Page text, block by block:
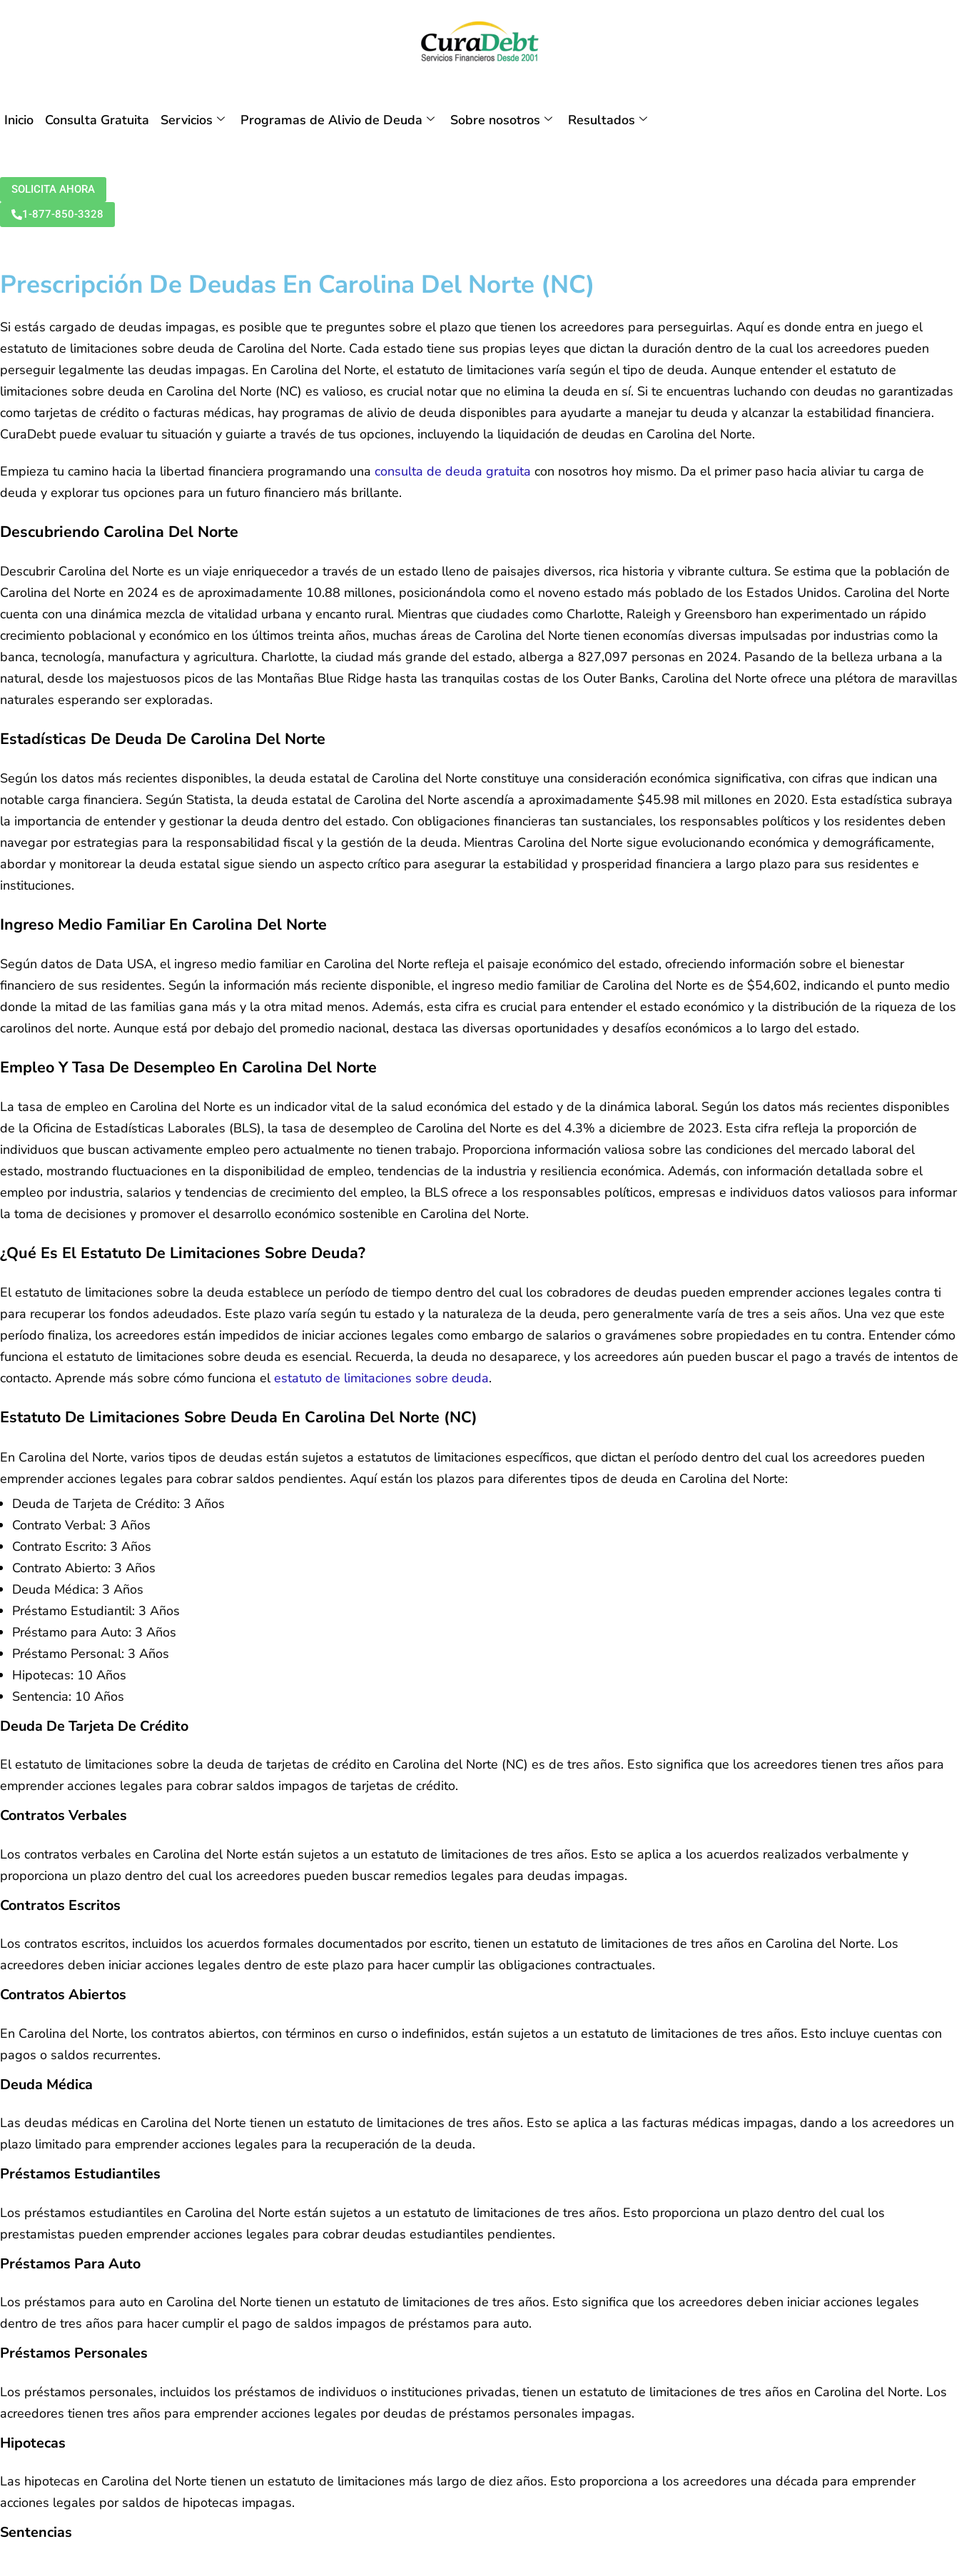
Inicio Consulta Gratuita Servicios Programas de Alivio de Deuda Sobre nosotros Resultados
SOLICITA AHORA
1-877-850-3328
Prescripción De Deudas En Carolina Del Norte (NC)
Si estás cargado de deudas impagas, es posible que te preguntes sobre el plazo que tienen los acreedores para perseguirlas. Aquí es donde entra en juego el
estatuto de limitaciones sobre deuda de Carolina del Norte. Cada estado tiene sus propias leyes que dictan la duración dentro de la cual los acreedores pueden
perseguir legalmente las deudas impagas. En Carolina del Norte, el estatuto de limitaciones varía según el tipo de deuda. Aunque entender el estatuto de
limitaciones sobre deuda en Carolina del Norte (NC) es valioso, es crucial notar que no elimina la deuda en sí. Si te encuentras luchando con deudas no garantizadas
como tarjetas de crédito o facturas médicas, hay programas de alivio de deuda disponibles para ayudarte a manejar tu deuda y alcanzar la estabilidad financiera.
CuraDebt puede evaluar tu situación y guiarte a través de tus opciones, incluyendo la liquidación de deudas en Carolina del Norte.
Empieza tu camino hacia la libertad financiera programando una consulta de deuda gratuita con nosotros hoy mismo. Da el primer paso hacia aliviar tu carga de
deuda y explorar tus opciones para un futuro financiero más brillante.
Descubriendo Carolina Del Norte
Descubrir Carolina del Norte es un viaje enriquecedor a través de un estado lleno de paisajes diversos, rica historia y vibrante cultura. Se estima que la población de
Carolina del Norte en 2024 es de aproximadamente 10.88 millones, posicionándola como el noveno estado más poblado de los Estados Unidos. Carolina del Norte
cuenta con una dinámica mezcla de vitalidad urbana y encanto rural. Mientras que ciudades como Charlotte, Raleigh y Greensboro han experimentado un rápido
crecimiento poblacional y económico en los últimos treinta años, muchas áreas de Carolina del Norte tienen economías diversas impulsadas por industrias como la
banca, tecnología, manufactura y agricultura. Charlotte, la ciudad más grande del estado, alberga a 827,097 personas en 2024. Pasando de la belleza urbana a la
natural, desde los majestuosos picos de las Montañas Blue Ridge hasta las tranquilas costas de los Outer Banks, Carolina del Norte ofrece una plétora de maravillas
naturales esperando ser exploradas.
Estadísticas De Deuda De Carolina Del Norte
Según los datos más recientes disponibles, la deuda estatal de Carolina del Norte constituye una consideración económica significativa, con cifras que indican una
notable carga financiera. Según Statista, la deuda estatal de Carolina del Norte ascendía a aproximadamente $45.98 mil millones en 2020. Esta estadística subraya
la importancia de entender y gestionar la deuda dentro del estado. Con obligaciones financieras tan sustanciales, los responsables políticos y los residentes deben
navegar por estrategias para la responsabilidad fiscal y la gestión de la deuda. Mientras Carolina del Norte sigue evolucionando económica y demográficamente,
abordar y monitorear la deuda estatal sigue siendo un aspecto crítico para asegurar la estabilidad y prosperidad financiera a largo plazo para sus residentes e
instituciones.
Ingreso Medio Familiar En Carolina Del Norte
Según datos de Data USA, el ingreso medio familiar en Carolina del Norte refleja el paisaje económico del estado, ofreciendo información sobre el bienestar
financiero de sus residentes. Según la información más reciente disponible, el ingreso medio familiar de Carolina del Norte es de $54,602, indicando el punto medio
donde la mitad de las familias gana más y la otra mitad menos. Además, esta cifra es crucial para entender el estado económico y la distribución de la riqueza de los
carolinos del norte. Aunque está por debajo del promedio nacional, destaca las diversas oportunidades y desafíos económicos a lo largo del estado.
Empleo Y Tasa De Desempleo En Carolina Del Norte
La tasa de empleo en Carolina del Norte es un indicador vital de la salud económica del estado y de la dinámica laboral. Según los datos más recientes disponibles
de la Oficina de Estadísticas Laborales (BLS), la tasa de desempleo de Carolina del Norte es del 4.3% a diciembre de 2023. Esta cifra refleja la proporción de
individuos que buscan activamente empleo pero actualmente no tienen trabajo. Proporciona información valiosa sobre las condiciones del mercado laboral del
estado, mostrando fluctuaciones en la disponibilidad de empleo, tendencias de la industria y resiliencia económica. Además, con información detallada sobre el
empleo por industria, salarios y tendencias de crecimiento del empleo, la BLS ofrece a los responsables políticos, empresas e individuos datos valiosos para informar
la toma de decisiones y promover el desarrollo económico sostenible en Carolina del Norte.
¿Qué Es El Estatuto De Limitaciones Sobre Deuda?
El estatuto de limitaciones sobre la deuda establece un período de tiempo dentro del cual los cobradores de deudas pueden emprender acciones legales contra ti
para recuperar los fondos adeudados. Este plazo varía según tu estado y la naturaleza de la deuda, pero generalmente varía de tres a seis años. Una vez que este
período finaliza, los acreedores están impedidos de iniciar acciones legales como embargo de salarios o gravámenes sobre propiedades en tu contra. Entender cómo
funciona el estatuto de limitaciones sobre deuda es esencial. Recuerda, la deuda no desaparece, y los acreedores aún pueden buscar el pago a través de intentos de
contacto. Aprende más sobre cómo funciona elestatuto de limitaciones sobre deuda.
Estatuto De Limitaciones Sobre Deuda En Carolina Del Norte (NC)
En Carolina del Norte, varios tipos de deudas están sujetos a estatutos de limitaciones específicos, que dictan el período dentro del cual los acreedores pueden
emprender acciones legales para cobrar saldos pendientes. Aquí están los plazos para diferentes tipos de deuda en Carolina del Norte:
Deuda de Tarjeta de Crédito: 3 Años
Contrato Verbal: 3 Años
Contrato Escrito: 3 Años
Contrato Abierto: 3 Años
Deuda Médica: 3 Años
Préstamo Estudiantil: 3 Años
Préstamo para Auto: 3 Años
Préstamo Personal: 3 Años
Hipotecas: 10 Años
Sentencia: 10 Años
Deuda De Tarjeta De Crédito
El estatuto de limitaciones sobre la deuda de tarjetas de crédito en Carolina del Norte (NC) es de tres años. Esto significa que los acreedores tienen tres años para
emprender acciones legales para cobrar saldos impagos de tarjetas de crédito.
Contratos Verbales
Los contratos verbales en Carolina del Norte están sujetos a un estatuto de limitaciones de tres años. Esto se aplica a los acuerdos realizados verbalmente y
proporciona un plazo dentro del cual los acreedores pueden buscar remedios legales para deudas impagas.
Contratos Escritos
Los contratos escritos, incluidos los acuerdos formales documentados por escrito, tienen un estatuto de limitaciones de tres años en Carolina del Norte. Los
acreedores deben iniciar acciones legales dentro de este plazo para hacer cumplir las obligaciones contractuales.
Contratos Abiertos
En Carolina del Norte, los contratos abiertos, con términos en curso o indefinidos, están sujetos a un estatuto de limitaciones de tres años. Esto incluye cuentas con
pagos o saldos recurrentes.
Deuda Médica
Las deudas médicas en Carolina del Norte tienen un estatuto de limitaciones de tres años. Esto se aplica a las facturas médicas impagas, dando a los acreedores un
plazo limitado para emprender acciones legales para la recuperación de la deuda.
Préstamos Estudiantiles
Los préstamos estudiantiles en Carolina del Norte están sujetos a un estatuto de limitaciones de tres años. Esto proporciona un plazo dentro del cual los
prestamistas pueden emprender acciones legales para cobrar deudas estudiantiles pendientes.
Préstamos Para Auto
Los préstamos para auto en Carolina del Norte tienen un estatuto de limitaciones de tres años. Esto significa que los acreedores deben iniciar acciones legales
dentro de tres años para hacer cumplir el pago de saldos impagos de préstamos para auto.
Préstamos Personales
Los préstamos personales, incluidos los préstamos de individuos o instituciones privadas, tienen un estatuto de limitaciones de tres años en Carolina del Norte. Los
acreedores tienen tres años para emprender acciones legales por deudas de préstamos personales impagas.
Hipotecas
Las hipotecas en Carolina del Norte tienen un estatuto de limitaciones más largo de diez años. Esto proporciona a los acreedores una década para emprender
acciones legales por saldos de hipotecas impagas.
Sentencias